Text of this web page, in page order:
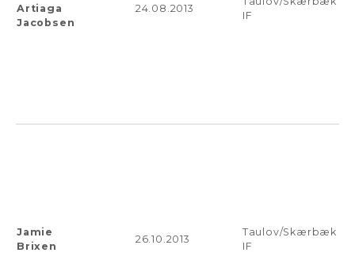
Artiaga
Jacobsen
24.08.2013
IF
Jamie
Brixen
26.10.2013
Taulov/Skærbæk
IF